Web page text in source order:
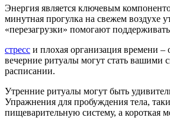
Энергия является ключевым
минутная прогулка на свежем воздухе
«перезагрузки» помогают
стресс и плохая организация времени
вечерние ритуалы могут стать вашими
расписании.
Утренние ритуалы могут быть
Упражнения для пробуждения тела,
пищеварительную систему, а короткая